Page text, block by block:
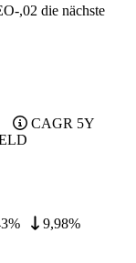
,02 die nächste
CAGR 5Y
% 9,98%